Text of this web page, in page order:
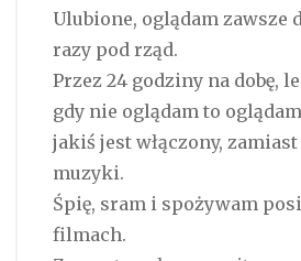
Ulubione, oglądam zawsze
razy pod rząd.
Przez 24 godziny na dobę,
gdy nie oglądam to
jakiś jest włączony,
muzyki.
Śpię, sram i spożywam
filmach.